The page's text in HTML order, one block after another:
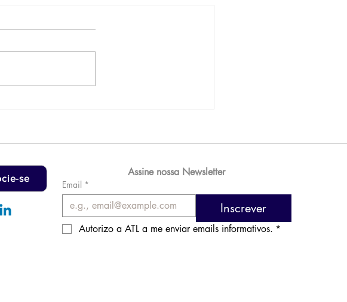
se
Assine nossa Newsletter
Email *
Inscrever
Autorizo a ATL a me enviar emails informativos. *